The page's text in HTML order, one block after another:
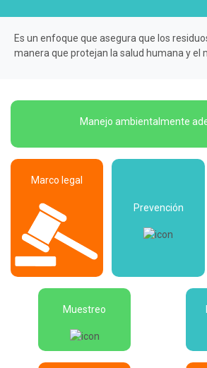
Es un enfoque que asegura que los
manera que protejan la salud humana y el
Manejo ambientalmente
Marco legal
Prevención
Muestreo